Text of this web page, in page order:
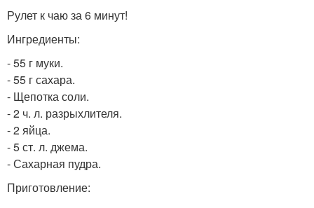
Рулет к чаю за 6 минут!
Ингредиенты:
- 55 г муки.
- 55 г сахара.
- Щепотка соли.
- 2 ч. л. разрыхлителя.
- 2 яйца.
- 5 ст. л. джема.
- Сахарная пудра.
Приготовление: